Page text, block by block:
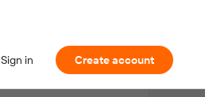
Sign in Create account